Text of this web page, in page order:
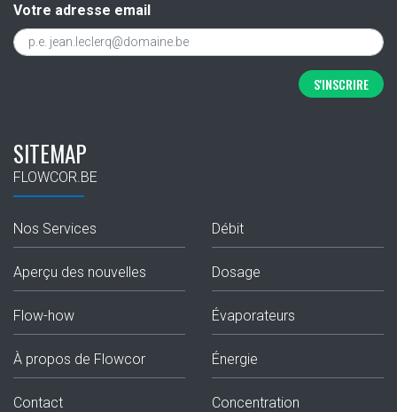
SITEMAP
FLOWCOR.BE
Nos Services
Aperçu des nouvelles
Flow-how
À propos de Flowcor
Contact
Débit
Dosage
Évaporateurs
Énergie
Concentration
Votre adresse email
S'INSCRIRE